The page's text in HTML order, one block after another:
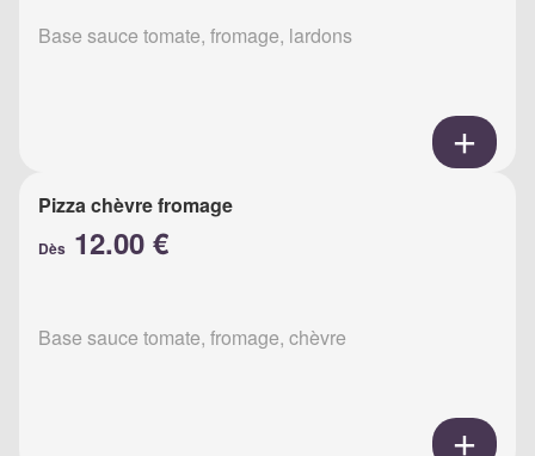
Base sauce tomate, fromage, lardons
Pizza chèvre fromage
Dès 12.00 €
Base sauce tomate, fromage, chèvre